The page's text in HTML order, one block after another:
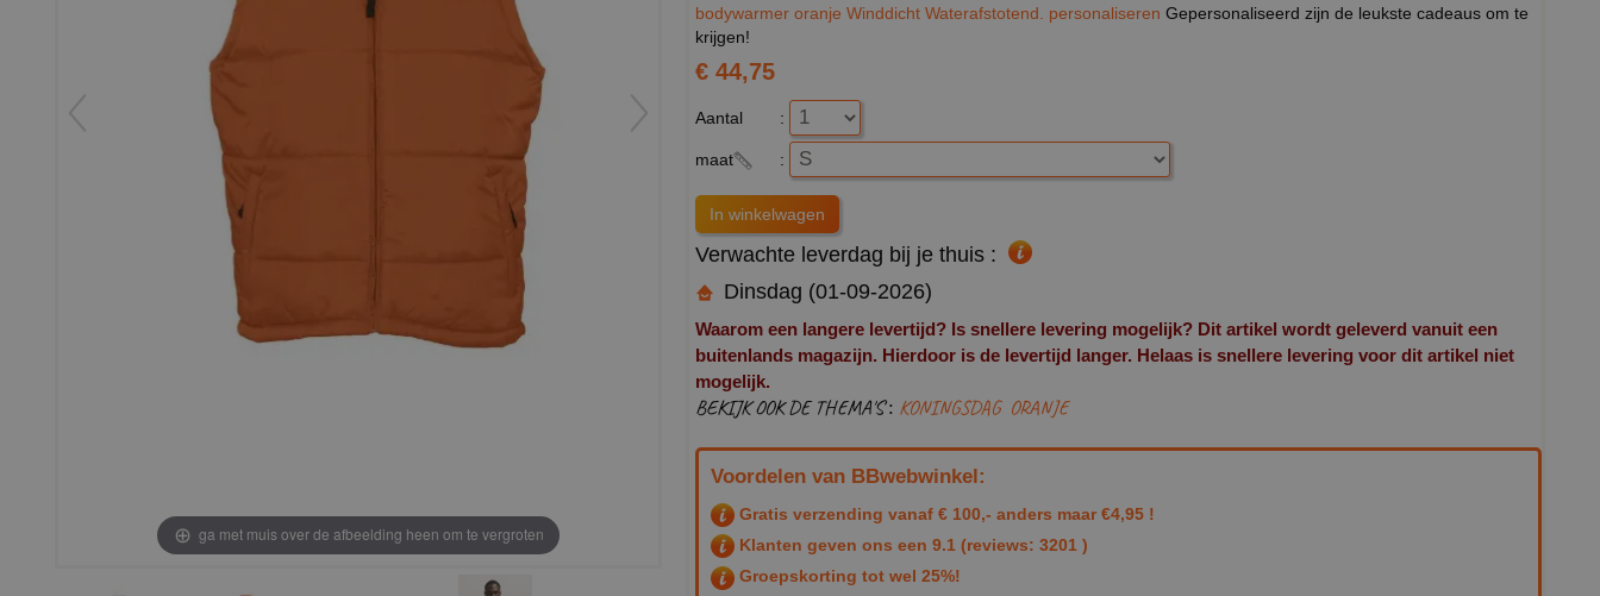
ga met muis over de afbeelding heen om te vergroten
bodywarmer oranje Winddicht Waterafstotend. personaliseren Gepersonaliseerd zijn de leukste cadeaus om te
krijgen!
€ 44,75
Aantal :
maat :
Verwachte leverdag bij je thuis :
Dinsdag (01-09-2026)
Waarom een langere levertijd? Is snellere levering mogelijk? Dit artikel wordt geleverd vanuit een
buitenlands magazijn. Hierdoor is de levertijd langer. Helaas is snellere levering voor dit artikel niet
mogelijk.
BEKIJK OOK DE THEMA'S : KONINGSDAG ORANJE
Voordelen van BBwebwinkel:
Gratis verzending vanaf € 100,- anders maar €4,95 !
Klanten geven ons een 9.1 (reviews: 3201 )
Groepskorting tot wel 25%!